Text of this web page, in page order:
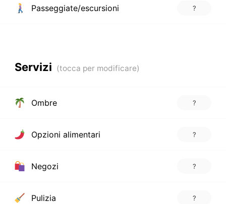
Passeggiate/escursioni ?
Servizi
Ombre ?
Opzioni alimentari ?
Negozi ?
Pulizia ?